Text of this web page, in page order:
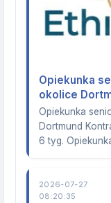
Opiekunka
okolice
Opiekunka
Dortmund
6 tyg.
2026-07-27
08:20:35